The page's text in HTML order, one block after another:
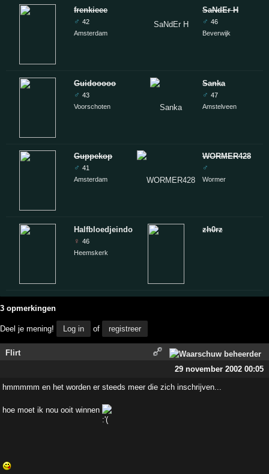
frenkieee
♂ 42
Amsterdam
Guidooooo
♂ 43
Voorschoten
Guppekop
♂ 41
Amsterdam
Halfbloedjeindo
♀ 46
Heemskerk
SaNdEr H
♂ 46
Beverwijk
Sanka
♂ 47
Amstelveen
WORMER428
♂
Wormer
zh0rz
3 opmerkingen
Deel je mening! Log in of registreer
Flirt
29 november 2002 00:05
hmmmmm en het worden er steeds meer die zich inschrijven...
hoe moet ik nou ooit winnen